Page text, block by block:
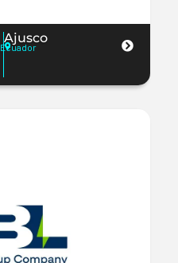
Ajusco
Ecuador